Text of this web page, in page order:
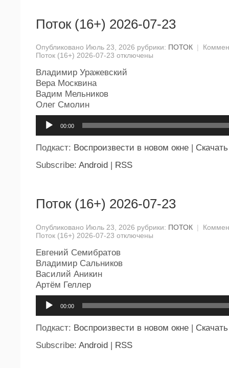
Поток (16+) 2026-07-23
Опубликовано Июль 23, 2026 рубрики: ПОТОК |
Поток (16+) 2026-07-23 отключены
Владимир Уражевский
Вера Москвина
Вадим Мельников
Олег Смолин
00:00
Подкаст: Воспроизвести в новом окне
Скачать
Subscribe: Android RSS
Поток (16+) 2026-07-23
Опубликовано Июль 23, 2026 рубрики: ПОТОК |
Поток (16+) 2026-07-23 отключены
Евгений Семибратов
Владимир Сальников
Василий Аникин
Артём Геллер
00:00
Подкаст: Воспроизвести в новом окне | Скачать
Subscribe: Android | RSS